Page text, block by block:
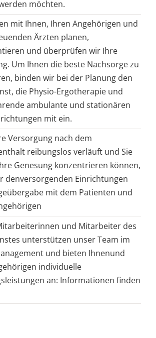
möchten.
mit Ihnen, Ihren Angehörigen und
Ärzten planen,
und überprüfen wir Ihre
Um Ihnen die beste Nachsorge zu
binden wir bei der Planung den
die Physio-Ergotherapie und
ambulante und stationären
mit ein.
Versorgung nach dem
reibungslos verläuft und Sie
Genesung konzentrieren können,
denversorgenden Einrichtungen
mit dem Patienten und
und Mitarbeiter des
unterstützen unser Team im
und bieten Ihnenund
individuelle
an: Informationen finden